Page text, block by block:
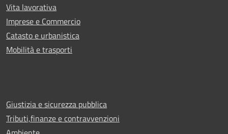
Vita lavorativa
Imprese e Commercio
Catasto e urbanistica
Mobilità e trasporti
Giustizia e sicurezza pubblica
Tributi,finanze e contravvenzioni